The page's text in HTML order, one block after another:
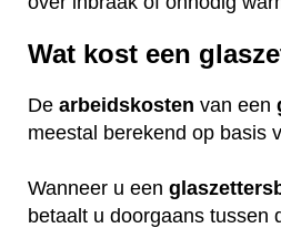
Wat kost een
De arbeidskosten van een
meestal berekend op basis
Wanneer u een
betaalt u doorgaans tussen